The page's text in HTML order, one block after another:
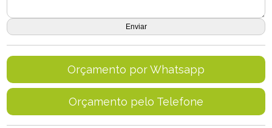
Orçamento por Whatsapp
Orçamento pelo Telefone